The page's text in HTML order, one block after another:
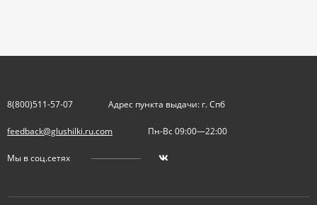
8(800)511-57-07 Адрес пункта выдачи: г. Спб
feedback@glushilki.ru.com Пн-Вс 09:00—22:00
Мы в соц.сетях